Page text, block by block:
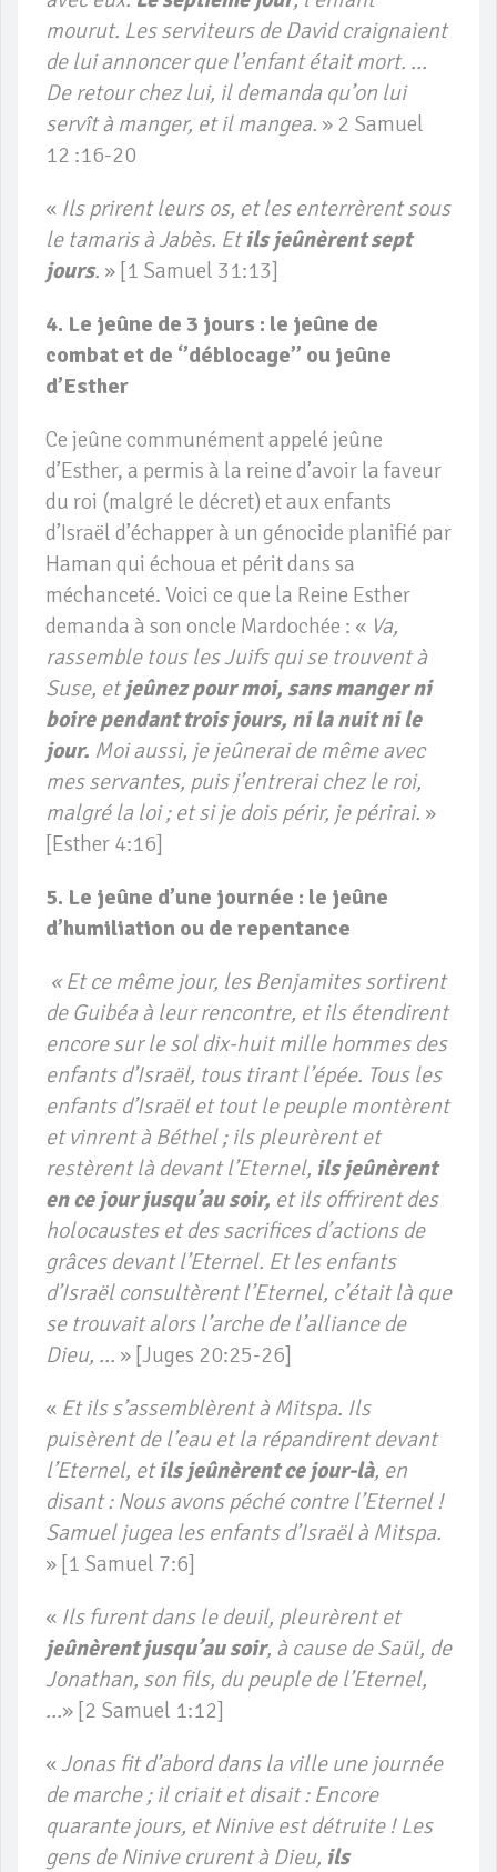
mourut. Les serviteurs de David craignaient
de lui annoncer que l’enfant était mort. …
De retour chez lui, il demanda qu’on lui
servît à manger, et il mangea. » 2 Samuel
12 :16-20
« Ils prirent leurs os, et les enterrèrent sous
le tamaris à Jabès. Etils jeûnèrent sept
jours. » [1 Samuel 31:13]
4. Le jeûne de 3 jours : le jeûne de
combat et de ‘’déblocage’’ ou jeûne
d’Esther
Ce jeûne communément appelé jeûne
d’Esther, a permis à la reine d’avoir la faveur
du roi (malgré le décret) et aux enfants
d’Israël d’échapper à un génocide planifié par
Haman qui échoua et périt dans sa
méchanceté. Voici ce que la Reine Esther
demanda à son oncle Mardochée : « Va,
rassemble tous les Juifs qui se trouvent à
Suse, etjeûnez pour moi, sans manger ni
boire pendant trois jours, ni la nuit ni le
jour. Moi aussi, je jeûnerai de même avec
mes servantes, puis j’entrerai chez le roi,
malgré la loi ; et si je dois périr, je périrai. »
[Esther 4:16]
5. Le jeûne d’une journée : le jeûne
d’humiliation ou de repentance
« Et ce même jour, les Benjamites sortirent
de Guibéa à leur rencontre, et ils étendirent
encore sur le sol dix-huit mille hommes des
enfants d’Israël, tous tirant l’épée. Tous les
enfants d’Israël et tout le peuple montèrent
et vinrent à Béthel ; ils pleurèrent et
restèrent là devant l’Eternel, ils jeûnèrent
en ce jour jusqu’au soir, et ils offrirent des
holocaustes et des sacrifices d’actions de
grâces devant l’Eternel. Et les enfants
d’Israël consultèrent l’Eternel, c’était là que
se trouvait alors l’arche de l’alliance de
Dieu, … » [Juges 20:25-26]
« Et ils s’assemblèrent à Mitspa. Ils
puisèrent de l’eau et la répandirent devant
l’Eternel, etils jeûnèrent ce jour-là, en
disant : Nous avons péché contre l’Eternel !
Samuel jugea les enfants d’Israël à Mitspa.
» [1 Samuel 7:6]
« Ils furent dans le deuil, pleurèrent et
jeûnèrent jusqu’au soir, à cause de Saül, de
Jonathan, son fils, du peuple de l’Eternel,
…» [2 Samuel 1:12]
«Jonas fit d’abord dans la ville une journée
de marche ; il criait et disait : Encore
quarante jours, et Ninive est détruite ! Les
gens de Ninive crurent à Dieu, ils